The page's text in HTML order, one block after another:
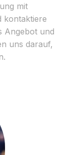
mit
kontaktiere
Angebot und
uns darauf,